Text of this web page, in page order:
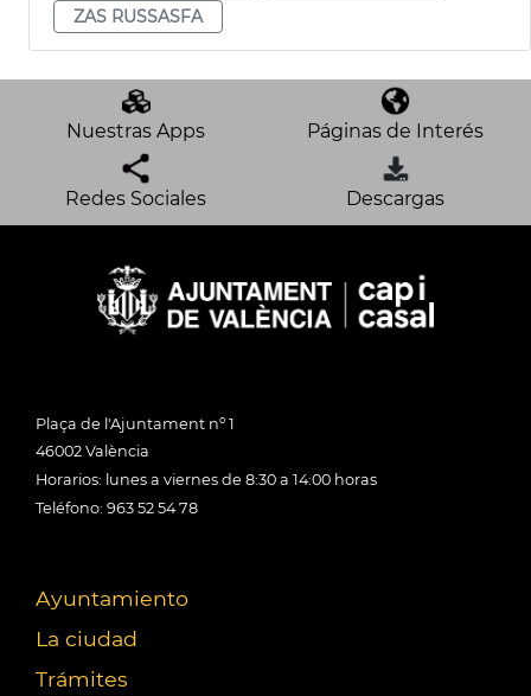
ZAS RUSSASFA
Nuestras Apps Páginas de Interés
Redes Sociales Descargas
Plaça de l'Ajuntament nº 1
46002 València
Horarios: lunes a viernes de 8:30 a 14:00 horas
Teléfono: 963 52 54 78
Ayuntamiento
La ciudad
Trámites